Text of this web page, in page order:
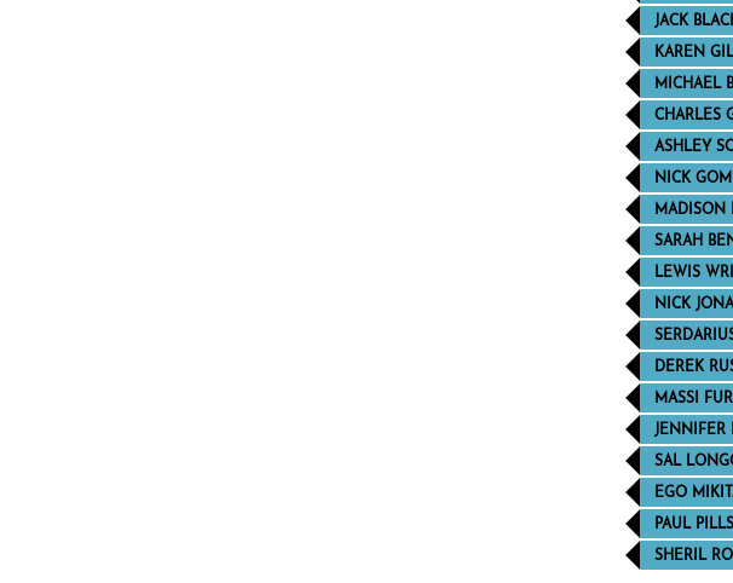
JACK
KAREN
MICHAEL
CHARLES
ASHLEY
NICK
MADISON
SARAH
LEWIS
NICK
DEREK
MASSI
JENNIFER
SAL
EGO
PAUL
SHERIL